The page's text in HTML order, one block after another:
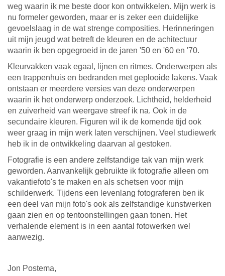
weg waarin ik me beste door kon ontwikkelen. Mijn werk is
nu formeler geworden, maar er is zeker een duidelijke
gevoelslaag in de wat strenge composities. Herinneringen
uit mijn jeugd wat betreft de kleuren en de achitectuur
waarin ik ben opgegroeid in de jaren '50 en '60 en '70.
Kleurvakken vaak egaal, lijnen en ritmes. Onderwerpen als
een trappenhuis en bedranden met geplooide lakens. Vaak
ontstaan er meerdere versies van deze onderwerpen
waarin ik het onderwerp onderzoek. Lichtheid, helderheid
en zuiverheid van weergave streef ik na. Ook in de
secundaire kleuren. Figuren wil ik de komende tijd ook
weer graag in mijn werk laten verschijnen. Veel studiewerk
heb ik in de ontwikkeling daarvan al gestoken.
Fotografie is een andere zelfstandige tak van mijn werk
geworden. Aanvankelijk gebruikte ik fotografie alleen om
vakantiefoto's te maken en als schetsen voor mijn
schilderwerk. Tijdens een levenlang fotograferen ben ik
een deel van mijn foto's ook als zelfstandige kunstwerken
gaan zien en op tentoonstellingen gaan tonen. Het
verhalende element is in een aantal fotowerken wel
aanwezig.
Jon Postema,